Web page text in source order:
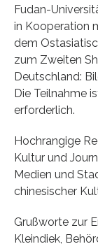
Fudan-
in Kooperation
dem
zum Zweiten
Deutschland:
Die Teilnahme
erforderlich.
Hochrangige
Kultur und
Medien und
chinesischer
Grußworte zur
Kleindiek,